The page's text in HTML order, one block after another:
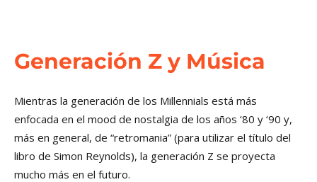
Generación Z y Música
Mientras la generación de los Millennials está más
enfocada en el mood de nostalgia de los años ‘80 y ‘90 y,
más en general, de “retromania” (para utilizar el título del
libro de Simon Reynolds), la generación Z se proyecta
mucho más en el futuro.